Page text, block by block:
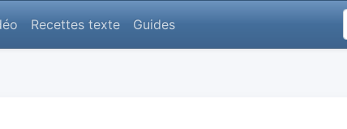
Recettes texte Guides